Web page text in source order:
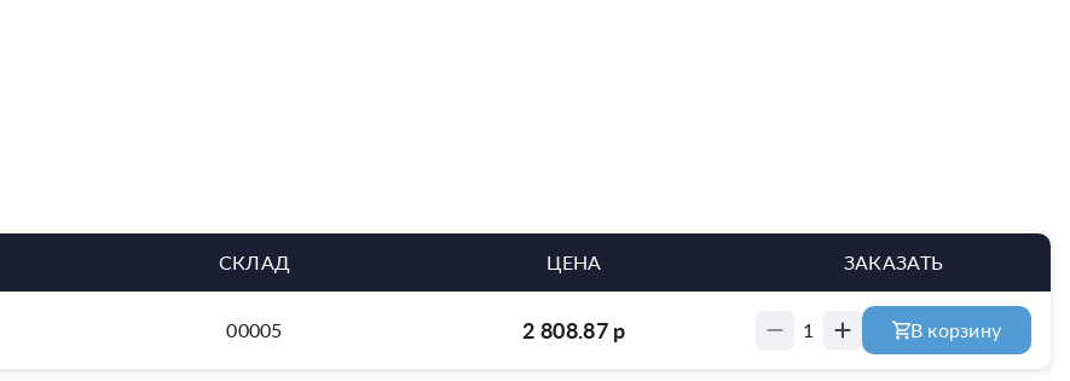
СКЛАД ЦЕНА ЗАКАЗАТЬ
00005 2 808.87р 1 В корзину